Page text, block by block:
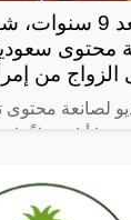
“إذا تزوجتي
محتوى
من
لصانعة محتوى
ما أثار جدلاً